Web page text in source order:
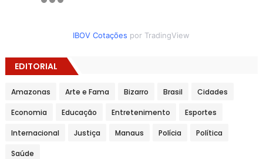
IBOV Cotações por TradingView
EDITORIAL
Amazonas Arte e Fama Bizarro Brasil Cidades
Economia Educação Entretenimento Esportes
Internacional Justiça Manaus Polícia Política
Saúde